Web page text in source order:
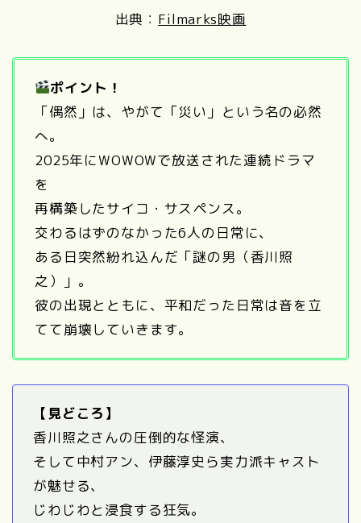
出典： Filmarks映画
ポイント！
「偶然」は、やがて「災い」という名の必然
へ。
2025年にWOWOWで放送された連続ドラマ
を
再構築したサイコ・サスペンス。
交わるはずのなかった6人の日常に、
ある日突然紛れ込んだ「謎の男（香川照
之）」。
彼の出現とともに、平和だった日常は音を立
てて崩壊していきます。
【見どころ】
香川照之さんの圧倒的な怪演、
そして中村アン、伊藤淳史ら実力派キャスト
が魅せる、
じわじわと浸食する狂気。